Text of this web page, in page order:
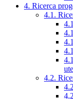
4. Ricerca
4.1.
4.2.